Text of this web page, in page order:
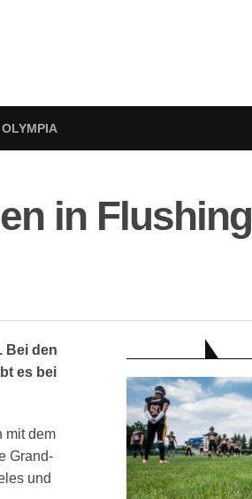
OLYMPIA
in Flushing
Bei den
es bei
mit dem
Grand-
und